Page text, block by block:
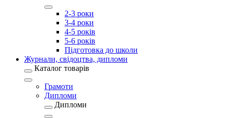
2-3 роки
3-4 роки
4-5 років
5-6 років
Підготовка до школи
Журнали, свідоцтва, дипломи
Каталог товарів
Грамоти
Дипломи
Дипломи